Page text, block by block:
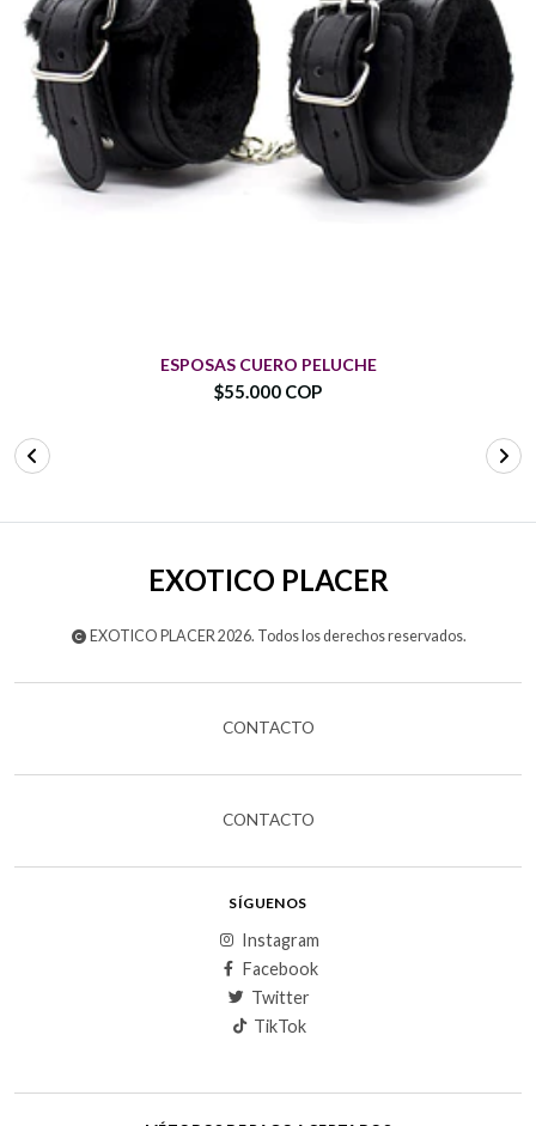
ESPOSAS CUERO PELUCHE
$55.000 COP
EXOTICO PLACER
EXOTICO PLACER 2026. Todos los derechos reservados.
CONTACTO
CONTACTO
SÍGUENOS
Instagram
Facebook
Twitter
TikTok